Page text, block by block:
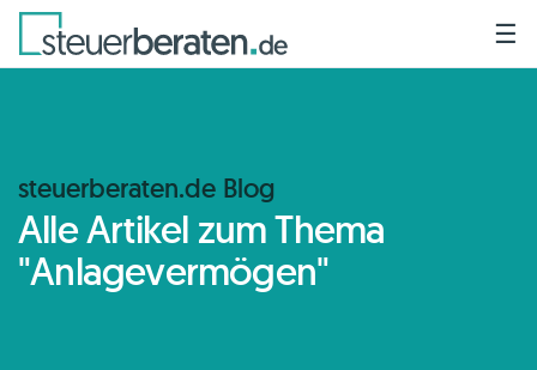
☰
steuerberaten.de Blog
Alle Artikel zum Thema
"Anlagevermögen"